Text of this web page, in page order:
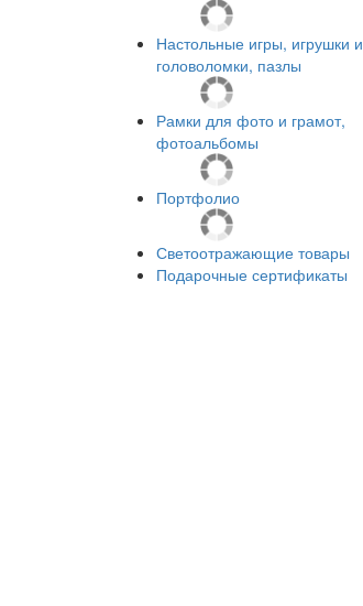
Настольные игры, игрушки и
головоломки, пазлы
Рамки для фото и грамот,
фотоальбомы
Портфолио
Светоотражающие товары
Подарочные сертификаты